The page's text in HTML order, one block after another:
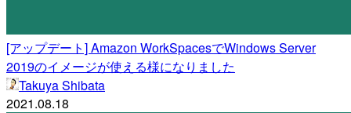
[アップデート] Amazon WorkSpacesでWindows Server
2019のイメージが使える様になりました
Takuya Shibata
2021.08.18